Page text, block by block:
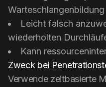
Leicht falsch
wiederholten
Kann
Zweck bei
Verwende zeitbasierte